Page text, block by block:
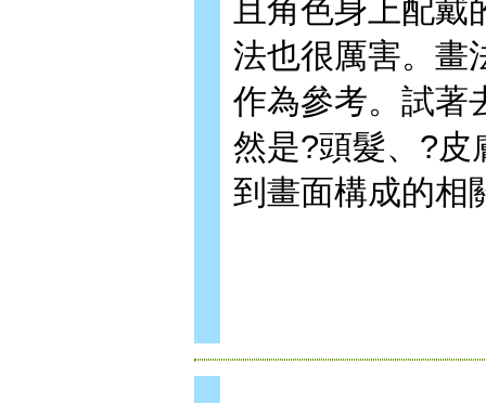
且角色身上配戴
法也很厲害。畫
作為參考。試著
然是?頭髮、?皮
到畫面構成的相